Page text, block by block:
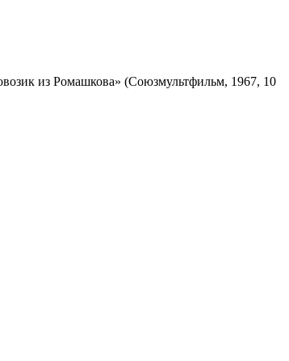
из Ромашкова» (Союзмультфильм, 1967, 10